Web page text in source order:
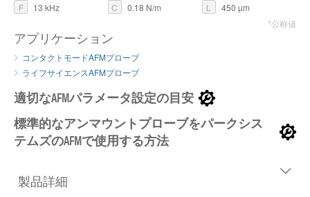
F 13 kHz C 0.18 N/m L
450 µm
*公称値
アプリケーション
コンタクトモードAFMプローブ
ライフサイエンスAFMプローブ
適切なAFMパラメータ設定の目安
標準的なアンマウントプローブをパークシス
テムズのAFMで使用する方法
製品詳細